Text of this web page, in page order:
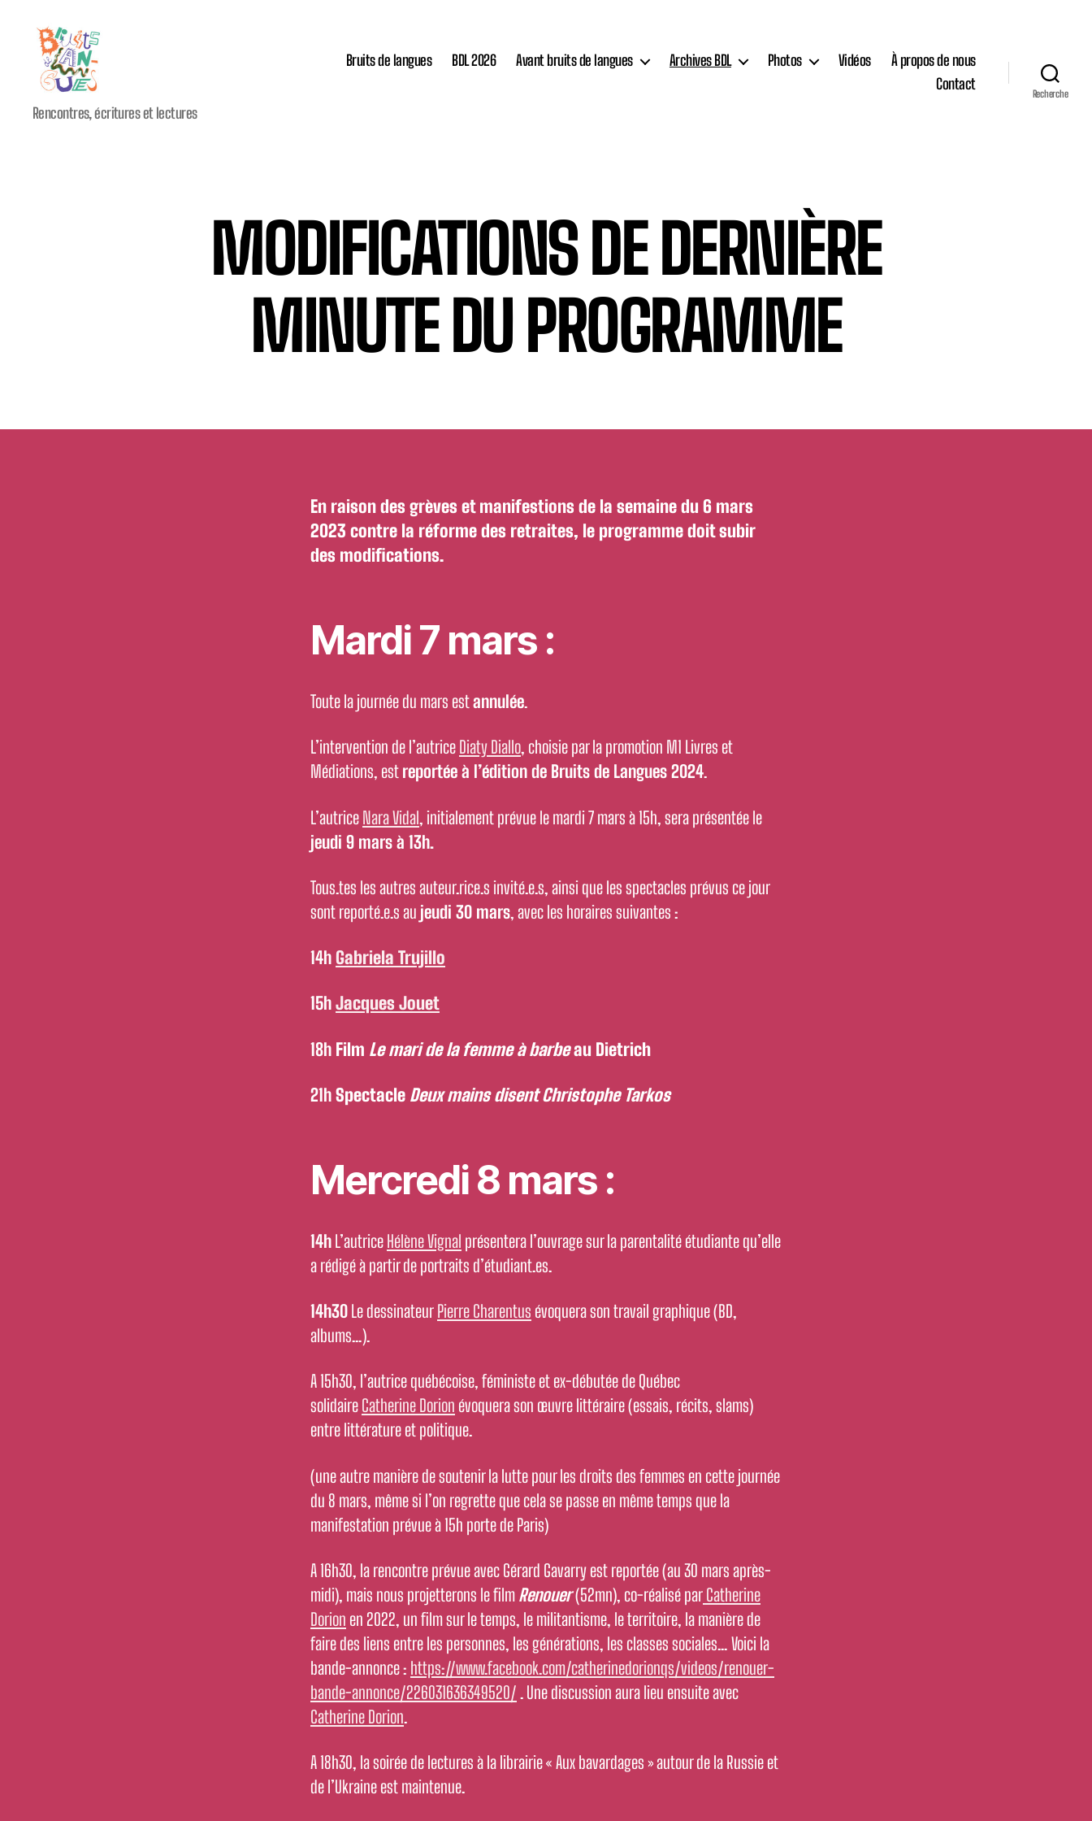
Festival
international
Rencontres, écritures et lectures
Bruits de langues BDL 2026 Avant bruits de langues Archives BDL Photos Vidéos
À propos de nous
Contact
Recherche
MODIFICATIONS DE DERNIÈRE
MINUTE DU PROGRAMME
En raison des grèves et manifestions de la semaine du 6 mars
2023 contre la réforme des retraites, le programme doit subir
des modifications.
Mardi 7 mars :
Toute la journée du mars estannulée.
L’intervention de l’autriceDiaty Diallo, choisie par la promotion M1 Livres et
Médiations, estreportée à l’édition de Bruits de Langues 2024.
L’autriceNara Vidal, initialement prévue le mardi 7 mars à 15h, sera présentée le
jeudi 9 mars à 13h.
Tous.tes les autres auteur.rice.s invité.e.s, ainsi que les spectacles prévus ce jour
sont reporté.e.s au jeudi 30 mars, avec les horaires suivantes :
14hGabriela Trujillo
15hJacques Jouet
18h Film Le mari de la femme à barbeau Dietrich
21hSpectacle Deux mains disent Christophe Tarkos
Mercredi 8 mars :
14hL’autriceHélène Vignal présentera l’ouvrage sur la parentalité étudiante qu’elle
a rédigé à partir de portraits d’étudiant.es.
14h30Le dessinateurPierre Charentus évoquera son travail graphique (BD,
albums…).
A 15h30, l’autrice québécoise, féministe et ex-débutée de Québec
solidaireCatherine Dorion évoquera son œuvre littéraire (essais, récits, slams)
entre littérature et politique.
(une autre manière de soutenir la lutte pour les droits des femmes en cette journée
du 8 mars, même si l’on regrette que cela se passe en même temps que la
manifestation prévue à 15h porte de Paris)
A 16h30, la rencontre prévue avec Gérard Gavarry est reportée (au 30 mars après-
midi), mais nous projetterons le filmRenouer(52mn), co-réalisé parCatherine
Dorion en 2022, un film sur le temps, le militantisme, le territoire, la manière de
faire des liens entre les personnes, les générations, les classes sociales… Voici la
bande-annonce : https://www.facebook.com/catherinedorionqs/videos/renouer-
bande-annonce/226031636349520/. Une discussion aura lieu ensuite avec
Catherine Dorion.
A 18h30, la soirée de lectures à la librairie « Aux bavardages » autour de la Russie et
de l’Ukraine est maintenue.